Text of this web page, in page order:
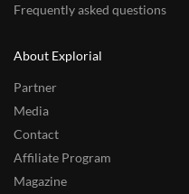
Frequently asked questions
About Explorial
Partner
Media
Contact
Affiliate Program
Magazine